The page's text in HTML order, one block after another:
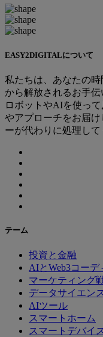
EASY2DIGITALについて
私たちは、あなたの
から解放されるお手
ロボットやAIを使っ
やアプローチをお届
ーが代わりに処理して
テーム
投資と金融
AIとWeb3コーデ
マーケティング
データサイエンス
AIツール
スマートホーム
スマートデバイス